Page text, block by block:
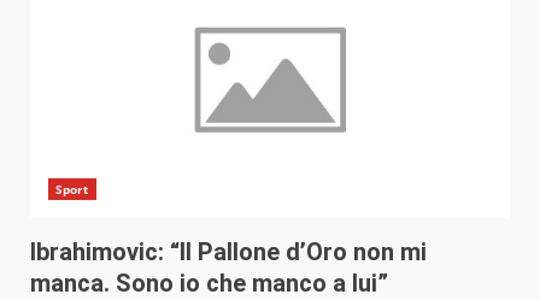
Sport
Ibrahimovic: “Il Pallone d’Oro non mi
manca. Sono io che manco a lui”